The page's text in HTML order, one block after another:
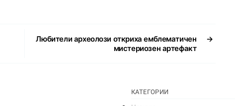
→
Любители археолози откриха емблематичен
мистериозен артефакт
КАТЕГОРИИ